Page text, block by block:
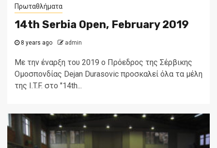
Πρωταθλήματα
14th Serbia Open, February 2019
8 years ago admin
Με την έναρξη του 2019 ο Πρόεδρος της Σέρβικης
Ομοσπονδίας Dejan Durasovic προσκαλεί όλα τα μέλη
της I.T.F. στο "14th...